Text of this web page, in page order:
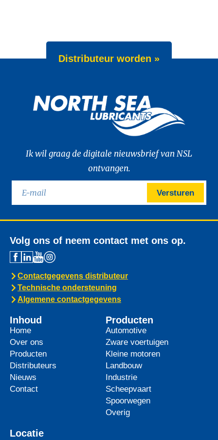
Distributeur worden »
Ik wil graag de digitale nieuwsbrief van NSL
ontvangen.
Versturen
Volg ons of neem contact met ons op.
Contactgegevens distributeur
Technische ondersteuning
Algemene contactgegevens
Inhoud
Home
Over ons
Producten
Distributeurs
Nieuws
Contact
Producten
Automotive
Zware voertuigen
Kleine motoren
Landbouw
Industrie
Scheepvaart
Spoorwegen
Overig
Locatie